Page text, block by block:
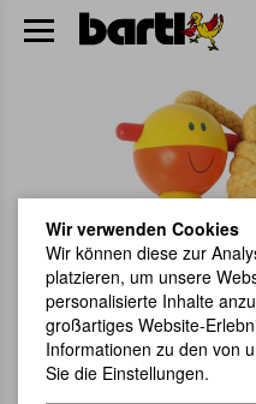
Wir verwenden Cookies
Wir können diese zur
platzieren, um unsere
personalisierte Inhalte
großartiges Website-
Informationen zu den von
Sie die Einstellungen.